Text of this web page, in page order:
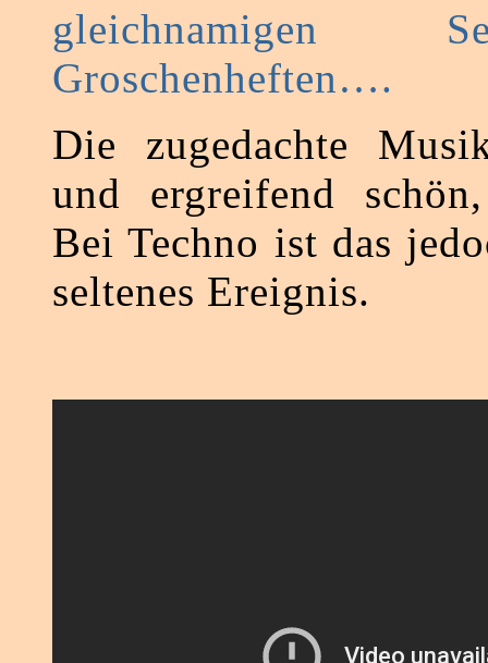
gleichnamigen
Groschenheften….
Die zugedachte
und ergreifend
Bei Techno ist das
seltenes Ereignis.